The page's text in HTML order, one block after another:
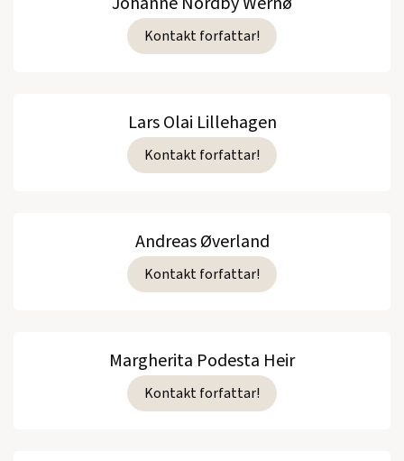
Kontakt forfattar!
Lars Olai Lillehagen
Kontakt forfattar!
Andreas Øverland
Kontakt forfattar!
Margherita Podesta Heir
Kontakt forfattar!